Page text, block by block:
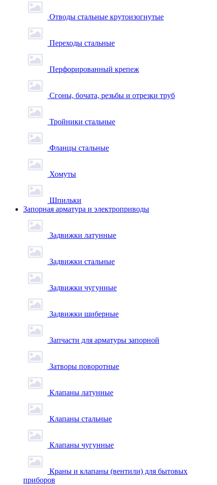
Отводы стальные крутоизогнутые
Переходы стальные
Перфорированный крепеж
Сгоны, бочата, резьбы и отрезки труб
Тройники стальные
Фланцы стальные
Хомуты
Шпильки
Запорная арматура и электроприводы
Задвижки латунные
Задвижки стальные
Задвижки чугунные
Задвижки шиберные
Запчасти для арматуры запорной
Затворы поворотные
Клапаны латунные
Клапаны стальные
Клапаны чугунные
Краны и клапаны (вентили) для бытовых
приборов